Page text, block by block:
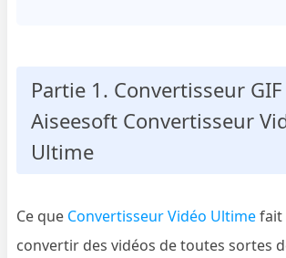
Partie 1. Convertisseur GIF
Aiseesoft Convertisseur
Ultime
Ce que Convertisseur Vidéo Ultimefait
convertir des vidéos de toutes sortes